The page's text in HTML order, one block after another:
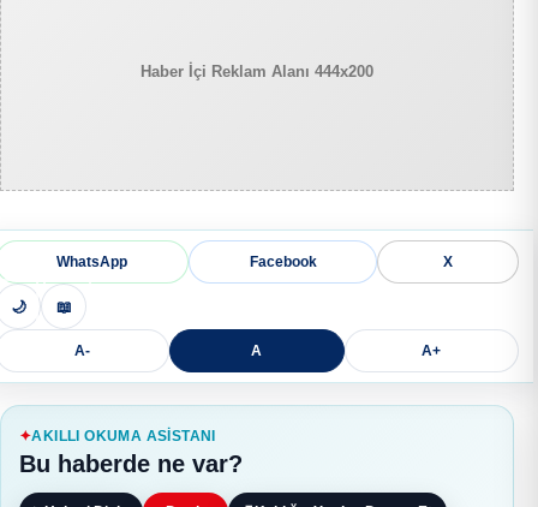
Haber İçi Reklam Alanı 444x200
WhatsApp Facebook X
🌙 📖
A- A A+
AKILLI OKUMA ASISTANI
Bu haberde ne var?